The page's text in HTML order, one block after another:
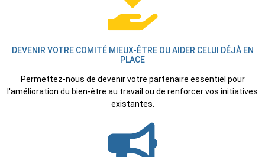
DEVENIR VOTRE COMITÉ MIEUX-ÊTRE OU AIDER CELUI DÉJÀ EN
PLACE
Permettez-nous de devenir votre partenaire essentiel pour
l'amélioration du bien-être au travail ou de renforcer vos initiatives
existantes.